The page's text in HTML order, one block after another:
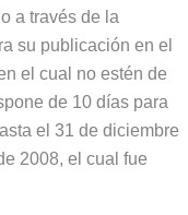
a través de la
su publicación en el
el cual no estén de
de 10 días para
el 31 de diciembre
2008, el cual fue